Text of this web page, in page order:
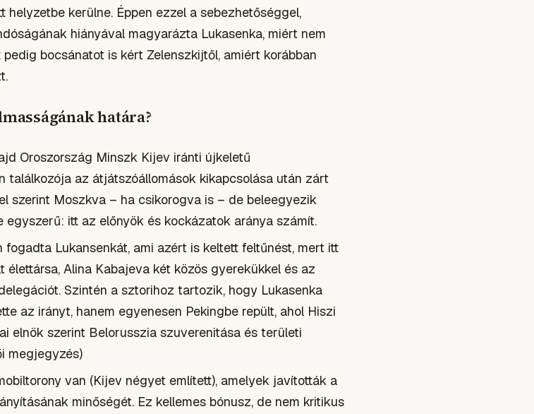
kerülne. Éppen ezzel a sebezhetőséggel,
hiányával magyarázta Lukasenka, miért nem
bocsánatot is kért Zelenszkijtől, amiért korábban
határa?
Oroszország Minszk Kijev iránti újkeletű
találkozója az átjátszóállomások kikapcsolása után zárt
szerint Moszkva – ha csikorogva is – de beleegyezik
itt az előnyök és kockázatok aránya számít.
Lukansenkát, ami azért is keltett feltűnést, mert itt
Alina Kabajeva két közös gyerekükkel és az
Szintén a sztorihoz tartozik, hogy Lukasenka
az irányt, hanem egyenesen Pekingbe repült, ahol Hiszi
elnök szerint Belorusszia szuverenitása és területi
megjegyzés)
van (Kijev négyet említett), amelyek javították a
minőségét. Ez kellemes bónusz, de nem kritikus